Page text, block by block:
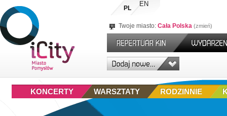
PL
EN
Twoje miasto: Cała Polska zmień
RODZINNIE
WARSZTATY
KONCERTY